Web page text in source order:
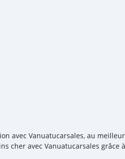
avec Vanuatucarsales, au
cher avec Vanuatucarsales grâce